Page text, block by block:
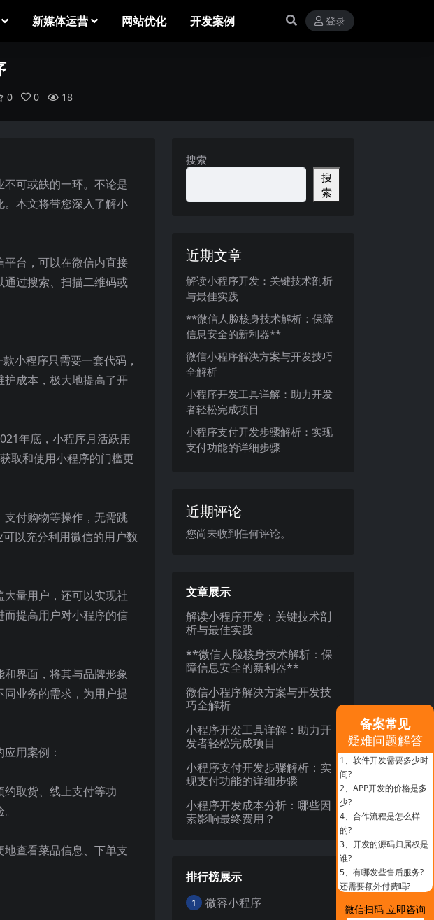
新媒体运营 网站优化 开发案例 登录
0 0 18
可或缺的一环。不论是
本文将带您深入了解小
台，可以在微信内直接
过搜索、扫描二维码或
小程序只需要一套代码，
成本，极大地提高了开
年底，小程序月活跃用
取和使用小程序的门槛更
付购物等操作，无需跳
以充分利用微信的用户数
量用户，还可以实现社
提高用户对小程序的信
界面，将其与品牌形象
业务的需求，为用户提
用案例：
取货、线上支付等功
查看菜品信息、下单支
搜索
搜
索
近期文章
解读小程序开发：关键技术剖析
与最佳实践
**微信人脸核身技术解析：保障
信息安全的新利器**
微信小程序解决方案与开发技巧
全解析
小程序开发工具详解：助力开发
者轻松完成项目
小程序支付开发步骤解析：实现
支付功能的详细步骤
近期评论
您尚未收到任何评论。
文章展示
解读小程序开发：关键技术剖
析与最佳实践
**微信人脸核身技术解析：保
障信息安全的新利器**
微信小程序解决方案与开发技
巧全解析
小程序开发工具详解：助力开
发者轻松完成项目
小程序支付开发步骤解析：实
现支付功能的详细步骤
小程序开发成本分析：哪些因
素影响最终费用？
排行榜展示
1 微容小程序
备案常见
疑难问题解答
1、 软件开发需要多少时
间?
2、 APP开发的价格是多
少?
4、 合作流程是怎么样
的?
3、 开发的源码归属权是
谁?
5、 有哪发些售后服务?
还需要额外付费吗?
微信扫码 立即咨询